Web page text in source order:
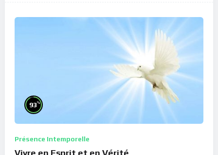
93%
Présence Intemporelle